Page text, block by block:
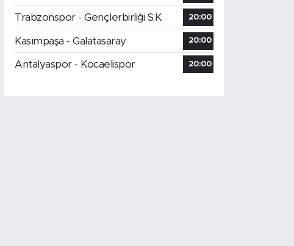
Trabzonspor - Gençlerbirliği S.K. 20:00
Kasımpaşa - Galatasaray 20:00
Antalyaspor - Kocaelispor 20:00